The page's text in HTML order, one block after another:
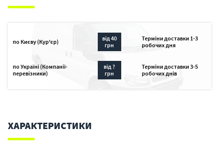
по Києву (Кур'єр)
від 40
грн
Терміни доставки 1-3
робочих дня
по Україні (Компанії-
перевізники)
від ?
грн
Терміни доставки 3-5
робочих днів
ХАРАКТЕРИСТИКИ